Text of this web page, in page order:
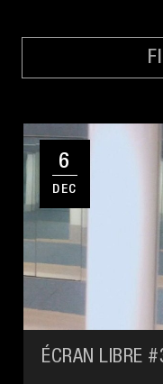
6
DEC
ÉCRAN LIBRE